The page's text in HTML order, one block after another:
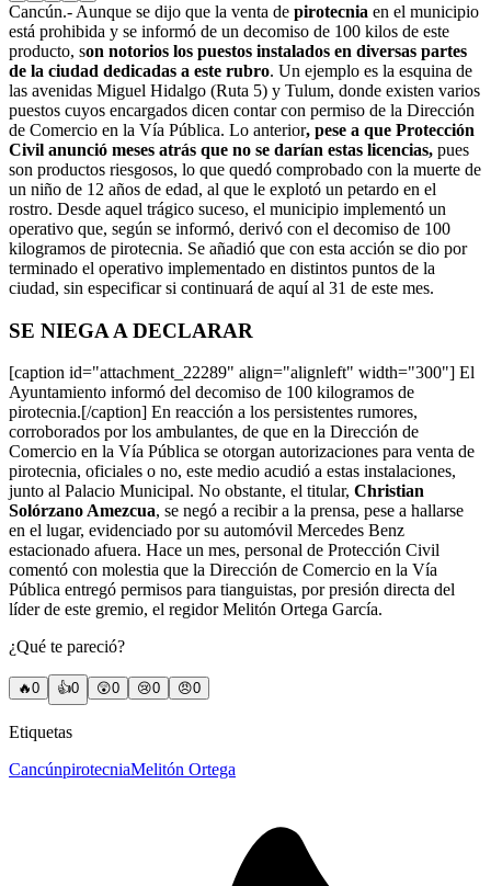
Cancún.- Aunque se dijo que la venta de pirotecnia en el municipio
está prohibida y se informó de un decomiso de 100 kilos de este
producto, son notorios los puestos instalados en diversas partes
de la ciudad dedicadas a este rubro. Un ejemplo es la esquina de
las avenidas Miguel Hidalgo (Ruta 5) y Tulum, donde existen varios
puestos cuyos encargados dicen contar con permiso de la Dirección
de Comercio en la Vía Pública. Lo anterior, pese a que Protección
Civil anunció meses atrás que no se darían estas licencias, pues
son productos riesgosos, lo que quedó comprobado con la muerte de
un niño de 12 años de edad, al que le explotó un petardo en el
rostro. Desde aquel trágico suceso, el municipio implementó un
operativo que, según se informó, derivó con el decomiso de 100
kilogramos de pirotecnia. Se añadió que con esta acción se dio por
terminado el operativo implementado en distintos puntos de la
ciudad, sin especificar si continuará de aquí al 31 de este mes.
SE NIEGA A DECLARAR
[caption id="attachment_22289" align="alignleft" width="300"] El
Ayuntamiento informó del decomiso de 100 kilogramos de
pirotecnia.[/caption] En reacción a los persistentes rumores,
corroborados por los ambulantes, de que en la Dirección de
Comercio en la Vía Pública se otorgan autorizaciones para venta de
pirotecnia, oficiales o no, este medio acudió a estas instalaciones,
junto al Palacio Municipal. No obstante, el titular, Christian
Solórzano Amezcua, se negó a recibir a la prensa, pese a hallarse
en el lugar, evidenciado por su automóvil Mercedes Benz
estacionado afuera. Hace un mes, personal de Protección Civil
comentó con molestia que la Dirección de Comercio en la Vía
Pública entregó permisos para tianguistas, por presión directa del
líder de este gremio, el regidor Melitón Ortega García.
¿Qué te pareció?
🔥0 👍0 😲0 😢0 😠0
Etiquetas
CancúnpirotecniaMelitón Ortega